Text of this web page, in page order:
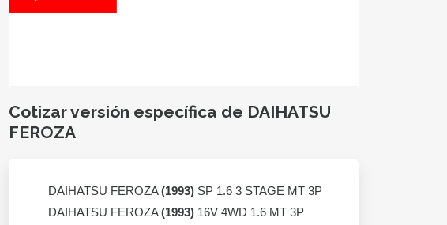
Cotizar versión específica de DAIHATSU
FEROZA
DAIHATSU FEROZA(1993) SP 1.6 3 STAGE MT 3P
DAIHATSU FEROZA(1993) 16V 4WD 1.6 MT 3P